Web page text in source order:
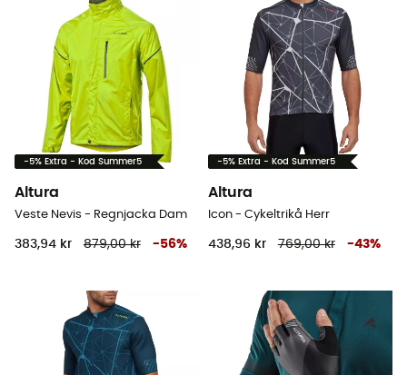
-5% Extra - Kod Summer5
Altura
Veste Nevis - Regnjacka Dam
383,94 kr 879,00 kr -56%
-5% Extra - Kod Summer5
Altura
Icon - Cykeltrikå Herr
438,96 kr 769,00 kr -43%